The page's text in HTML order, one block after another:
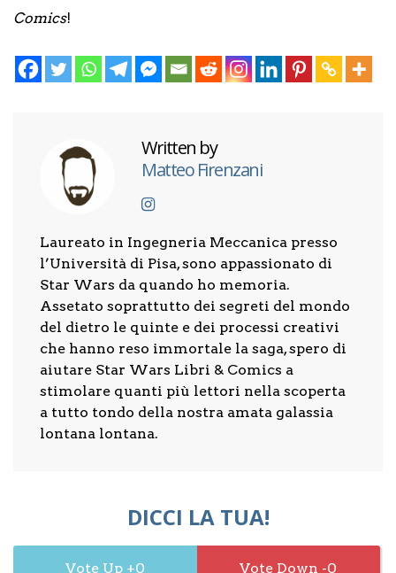
Comics!
Written by
Matteo Firenzani
Laureato in Ingegneria Meccanica presso
l’Università di Pisa, sono appassionato di
Star Wars da quando ho memoria.
Assetato soprattutto dei segreti del mondo
del dietro le quinte e dei processi creativi
che hanno reso immortale la saga, spero di
aiutare Star Wars Libri & Comics a
stimolare quanti più lettori nella scoperta
a tutto tondo della nostra amata galassia
lontana lontana.
DICCI LA TUA!
0 0